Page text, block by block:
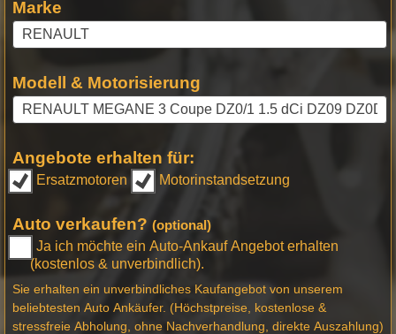
Marke
Modell & Motorisierung
Angebote erhalten für:
Ersatzmotoren Motorinstandsetzung
Auto verkaufen? (optional)
Ja ich möchte ein Auto-Ankauf Angebot erhalten
(kostenlos & unverbindlich).
Sie erhalten ein unverbindliches Kaufangebot von unserem
beliebtesten Auto Ankäufer. (Höchstpreise, kostenlose &
stressfreie Abholung, ohne Nachverhandlung, direkte Auszahlung)